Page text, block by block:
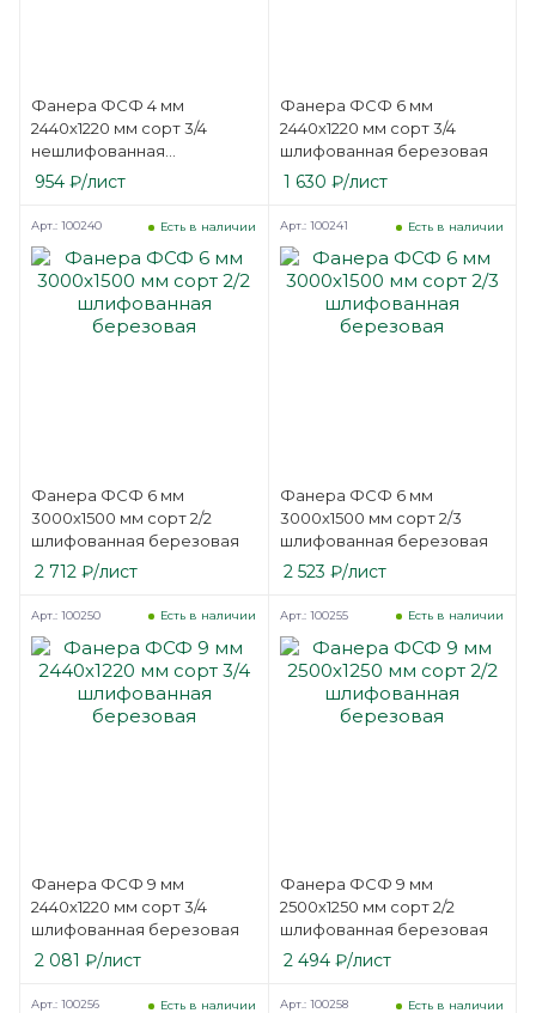
Фанера ФСФ 4 мм
2440х1220 мм сорт 3/4
нешлифованная
березовая
954 ₽/лист
Фанера ФСФ 6 мм
2440х1220 мм сорт 3/4
шлифованная березовая
1 630 ₽/лист
Фанера ФСФ 6 мм
3000х1500 мм сорт 2/2
шлифованная березовая
Есть в наличии
Арт.: 100240
2 712 ₽/лист
Фанера ФСФ 6 мм
3000х1500 мм сорт 2/3
шлифованная березовая
Есть в наличии
Арт.: 100241
2 523 ₽/лист
Фанера ФСФ 9 мм
2440х1220 мм сорт 3/4
шлифованная березовая
Есть в наличии
Арт.: 100250
2 081 ₽/лист
Фанера ФСФ 9 мм
2500х1250 мм сорт 2/2
шлифованная березовая
Есть в наличии
Арт.: 100255
2 494₽/лист
Есть в наличии
Арт.: 100256 Есть в наличии
Арт.: 100258